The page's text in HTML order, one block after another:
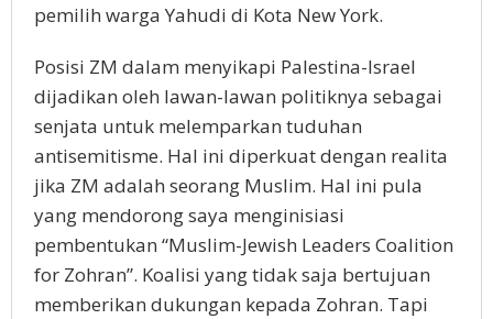
pemilih warga Yahudi di Kota New York.
Posisi ZM dalam menyikapi Palestina-Israel
dijadikan oleh lawan-lawan politiknya sebagai
senjata untuk melemparkan tuduhan
antisemitisme. Hal ini diperkuat dengan realita
jika ZM adalah seorang Muslim. Hal ini pula
yang mendorong saya menginisiasi
pembentukan “Muslim-Jewish Leaders Coalition
for Zohran”. Koalisi yang tidak saja bertujuan
memberikan dukungan kepada Zohran. Tapi